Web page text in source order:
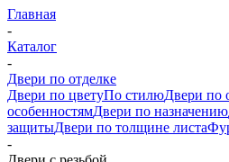
Главная
-
Каталог
-
Двери по отделке
Двери по цветуПо стилюДвери по
особенностямДвери по назначению
защитыДвери по толщине листа
-